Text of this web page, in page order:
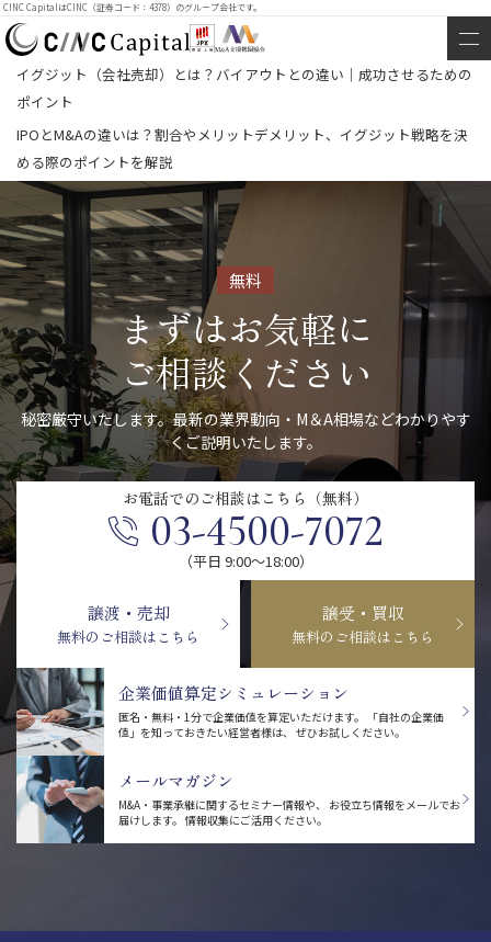
CINC CapitalはCINC（証券コード：4378）のグループ会社です。
イグジット（会社売却）とは？バイアウトとの違い｜成功させるための
ポイント
IPOとM&Aの違いは？割合やメリットデメリット、イグジット戦略を決
める際のポイントを解説
無料
まずはお気軽に
ご相談ください
秘密厳守いたします。最新の業界動向・M＆A相場などわかりやす
くご説明いたします。
お電話での ご相談はこちら（無料）
03-4500-7072
（平日 9:00〜18:00）
譲渡・売却
無料のご相談はこちら
譲受・買収
無料のご相談はこちら
企業価値算定シミュレーション
匿名・無料・1分で企業価値を算定いただけます。
「自社の企業価
値」を知っておきたい経営者様は、 ぜひお試しください。
メールマガジン
M&A・事業承継に関するセミナー情報や、
お役立ち情報をメールでお
届けします。 情報収集にご活用ください。